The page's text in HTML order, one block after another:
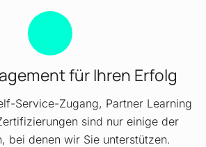
für Ihren Erfolg
Service-Zugang, Partner Learning
sind nur einige der
bei denen wir Sie unterstützen.